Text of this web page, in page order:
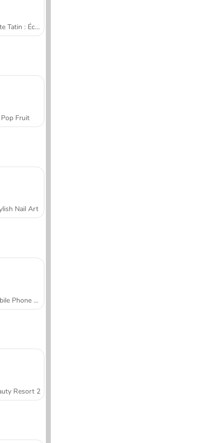
Tarte Tatin : École de cuisine de Sara
Pop Fruit
Nail Art
Mobile Phone Case Design & DIY
Resort 2